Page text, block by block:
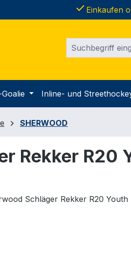
done Einkaufen
Inline- und
SHERWOOD
Rekker R20